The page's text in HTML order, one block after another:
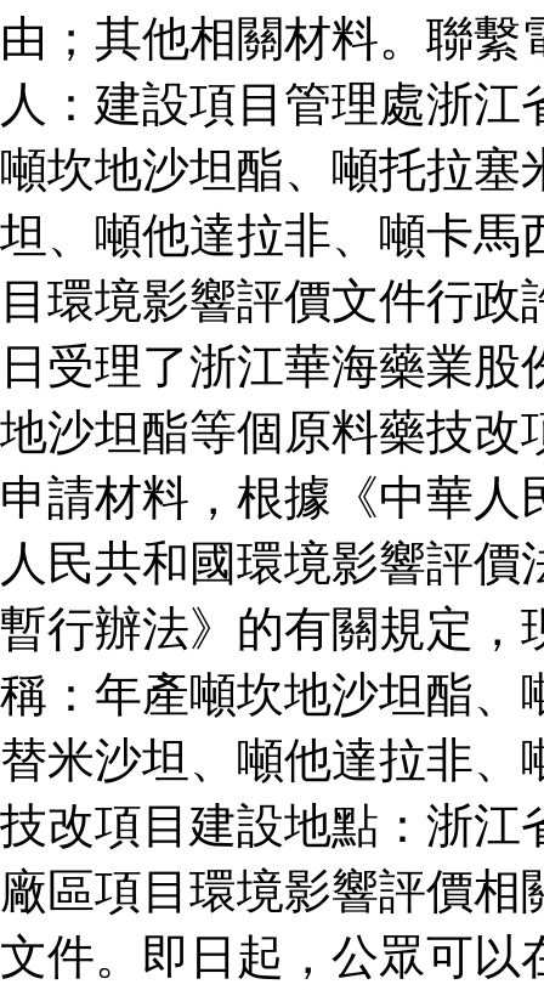
由；其他相關材料。聯
人：建設項目管理處浙
噸坎地沙坦酯、噸托拉塞
坦、噸他達拉非、噸卡馬
目環境影響評價文件行
日受理了浙江華海藥業
地沙坦酯等個原料藥技改
申請材料，根據《中華
人民共和國環境影響評
暫行辦法》的有關規定，
稱：年產噸坎地沙坦酯、
替米沙坦、噸他達拉非
技改項目建設地點：浙江
廠區項目環境影響評價
文件。即日起，公眾可以